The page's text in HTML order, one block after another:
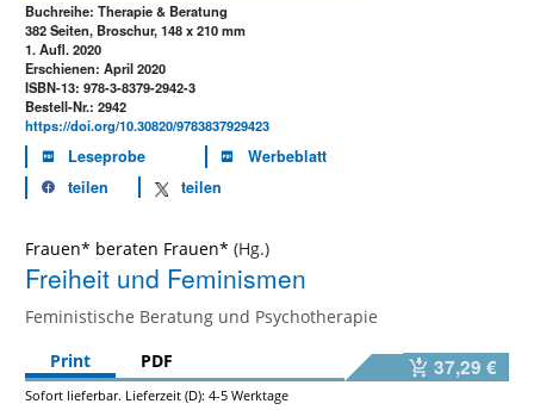
Buchreihe: Therapie & Beratung
382 Seiten, Broschur, 148 x 210 mm
1. Aufl. 2020
Erschienen: April 2020
ISBN-13: 978-3-8379-2942-3
Bestell-Nr.: 2942
https://doi.org/10.30820/9783837929423
Leseprobe
Werbeblatt
teilen
teilen
Frauen* beraten Frauen*
Freiheit und Feminismen
Feministische Beratung und Psychotherapie
Print
PDF 37,29 €
Sofort lieferbar. Lieferzeit (D): 4-5 Werktage